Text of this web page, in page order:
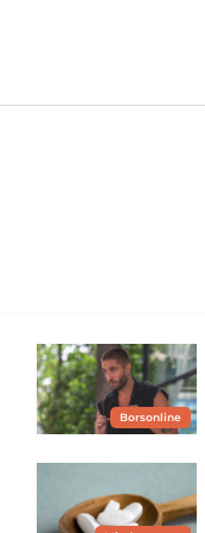
Borsonline